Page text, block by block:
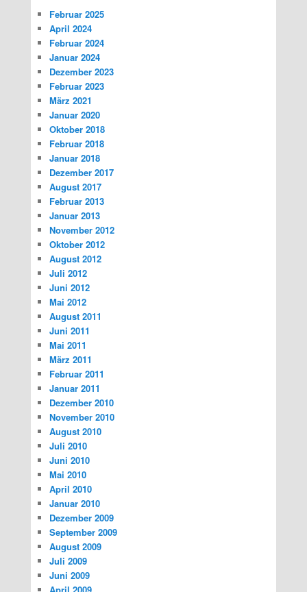
Februar 2025
April 2024
Februar 2024
Januar 2024
Dezember 2023
Februar 2023
März 2021
Januar 2020
Oktober 2018
Februar 2018
Januar 2018
Dezember 2017
August 2017
Februar 2013
Januar 2013
November 2012
Oktober 2012
August 2012
Juli 2012
Juni 2012
Mai 2012
August 2011
Juni 2011
Mai 2011
März 2011
Februar 2011
Januar 2011
Dezember 2010
November 2010
August 2010
Juli 2010
Juni 2010
Mai 2010
April 2010
Januar 2010
Dezember 2009
September 2009
August 2009
Juli 2009
Juni 2009